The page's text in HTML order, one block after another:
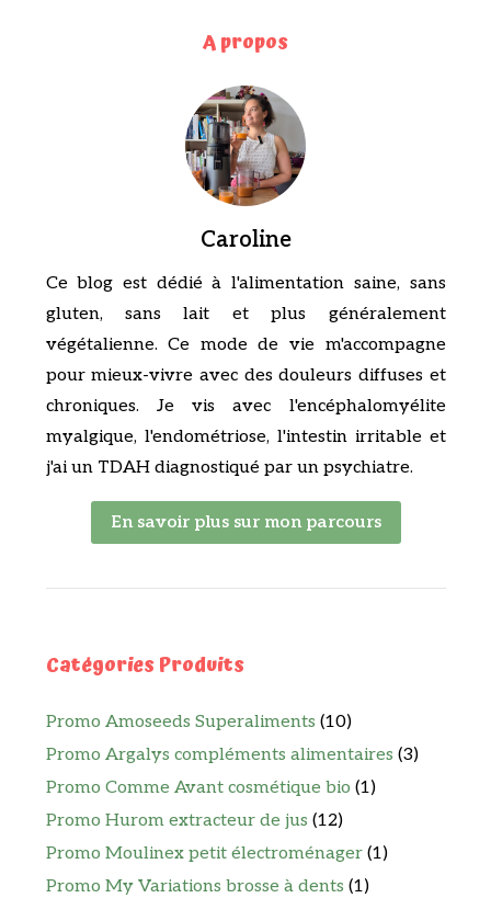
A propos
Caroline
Ce blog est dédié à l'alimentation saine, sans
gluten, sans lait et plus généralement
végétalienne. Ce mode de vie m'accompagne
pour mieux-vivre avec des douleurs diffuses et
chroniques. Je vis avec l'encéphalomyélite
myalgique, l'endométriose, l'intestin irritable et
j'ai un TDAH diagnostiqué par un psychiatre.
En savoir plus sur mon parcours
Catégories Produits
Promo Amoseeds Superaliments (10)
Promo Argalys compléments alimentaires (3)
Promo Comme Avant cosmétique bio (1)
Promo Hurom extracteur de jus (12)
Promo Moulinex petit électroménager (1)
Promo My Variations brosse à dents (1)